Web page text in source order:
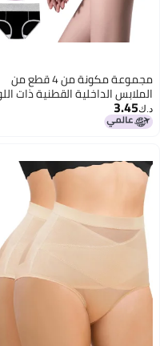
مجموعة مكونة من 4 قطع من
الملابس الداخلية القطنية ذات
المتناسق للنساء بحجم كبير
د.ك‏3.45